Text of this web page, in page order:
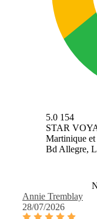
5.0 154
STAR
Martinique et
Bd Allegre,
Annie Tremblay
28/07/2026